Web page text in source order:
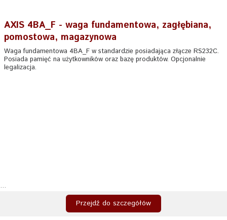
AXIS 4BA_F - waga fundamentowa, zagłębiana,
pomostowa, magazynowa
Waga fundamentowa 4BA_F w standardzie posiadająca złącze RS232C.
Posiada pamięć na użytkowników oraz bazę produktów. Opcjonalnie
legalizacja.
...
Przejdź do szczegółów